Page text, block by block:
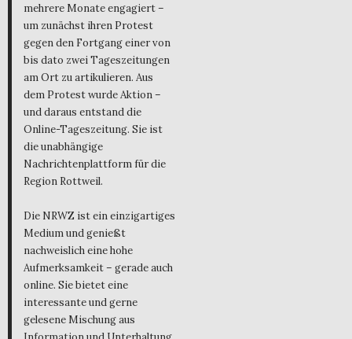
mehrere Monate engagiert –
um zunächst ihren Protest
gegen den Fortgang einer von
bis dato zwei Tageszeitungen
am Ort zu artikulieren. Aus
dem Protest wurde Aktion –
und daraus entstand die
Online-Tageszeitung. Sie ist
die unabhängige
Nachrichtenplattform für die
Region Rottweil.
Die NRWZ ist ein einzigartiges
Medium und genießt
nachweislich eine hohe
Aufmerksamkeit – gerade auch
online. Sie bietet eine
interessante und gerne
gelesene Mischung aus